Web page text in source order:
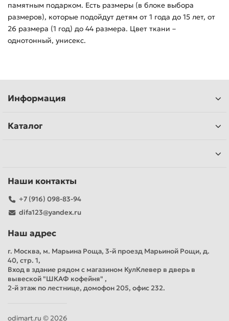
памятным подарком. Есть размеры (в блоке выбора
размеров), которые подойдут детям от 1 года до 15 лет, от
26 размера (1 год) до 44 размера. Цвет ткани –
однотонный, унисекс.
Информация
Каталог
Наши контакты
+7 (916) 098-83-94
difa123@yandex.ru
Наш адрес
г. Москва, м. Марьина Роща, 3-й проезд Марьиной Рощи, д.
40, стр. 1,
Вход в здание рядом с магазином КулКлевер в дверь в
вывеской "ШКАФ кофейня" ,
2-й этаж по лестнице, домофон 205, офис 232.
odimart.ru © 2026